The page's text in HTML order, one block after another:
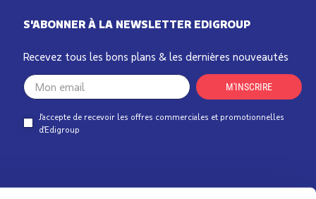
S'ABONNER À LA NEWSLETTER EDIGROUP
Recevez tous les bons plans & les dernières nouveautés
Your
email
M'INSCRIRE
J'accepte de recevoir les offres commerciales et promotionnelles
d'Edigroup